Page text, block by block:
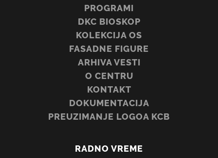
PROGRAMI
DKC BIOSKOP
KOLEKCIJA OS
FASADNE FIGURE
ARHIVA VESTI
O CENTRU
KONTAKT
DOKUMENTACIJA
PREUZIMANJE LOGOA KCB
RADNO VREME